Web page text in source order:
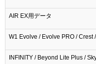
AIR EX用データ
W1 Evolve / Evolve PRO / Crest
INFINITY / Beyond Lite Plus /